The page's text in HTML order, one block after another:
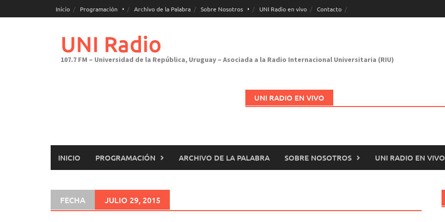
al
Inicio Programación Archivo de la Palabra Sobre Nosotros UNI Radio en vivo Contacto
UNI Radio
107.7 FM – Universidad de la República, Uruguay – Asociada a la Radio Internacional Universitaria (RIU)
UNI RADIO EN VIVO
INICIO PROGRAMACIÓN ARCHIVO DE LA PALABRA SOBRE NOSOTROS UNI RADIO EN VIVO
FECHA JULIO 29, 2015